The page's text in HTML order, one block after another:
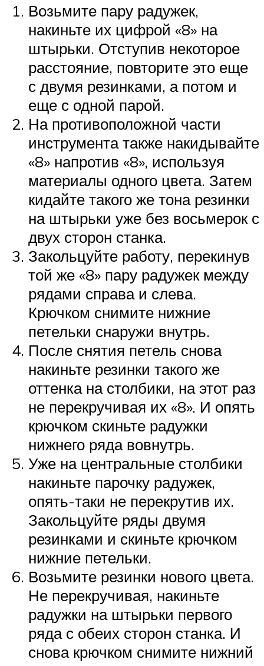
Возьмите пару радужек,
накиньте их цифрой «8» на
штырьки. Отступив некоторое
расстояние, повторите это еще
с двумя резинками, а потом и
еще с одной парой.
На противоположной части
инструмента также накидывайте
«8» напротив «8», используя
материалы одного цвета. Затем
кидайте такого же тона резинки
на штырьки уже без восьмерок с
двух сторон станка.
Закольцуйте работу, перекинув
той же «8» пару радужек между
рядами справа и слева.
Крючком снимите нижние
петельки снаружи внутрь.
После снятия петель снова
накиньте резинки такого же
оттенка на столбики, на этот раз
не перекручивая их «8». И опять
крючком скиньте радужки
нижнего ряда вовнутрь.
Уже на центральные столбики
накиньте парочку радужек,
опять-таки не перекрутив их.
Закольцуйте ряды двумя
резинками и скиньте крючком
нижние петельки.
Возьмите резинки нового цвета.
Не перекручивая, накиньте
радужки на штырьки первого
ряда с обеих сторон станка. И
снова крючком снимите нижний